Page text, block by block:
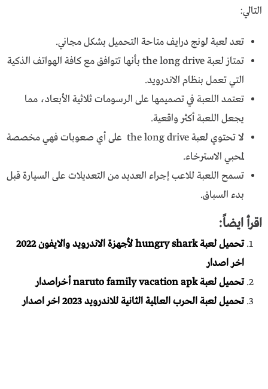
التالي:
تعد لعبة لونج درايف متاحة التحميل بشكل مجاني.
تمتاز لعبة the long drive بأنها تتوافق مع كافة الهواتف الذكية
التي تعمل بنظام الاندرويد.
تعتمد اللعبة في تصميمها على الرسومات ثلاثية الأبعاد، مما
يجعل اللعبة أكثر واقعية.
لا تحتوي لعبة the long drive على أي صعوبات فهي مخصصة
لمحبي الاسترخاء.
تسمح اللعبة للاعب إجراء العديد من التعديلات على السيارة قبل
بدء السباق.
اقرأ ايضاً:
تحميل لعبة hungry shark لأجهزة الاندرويد والايفون 2022
اخر اصدار
تحميل لعبة naruto family vacation apk أخراصدار
تحميل لعبة الحرب العالمية الثانية للاندرويد 2023 اخر اصدار